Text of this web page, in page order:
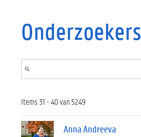
Onderzoekers
Items 31 - 40 van 5249
Anna Andreeva